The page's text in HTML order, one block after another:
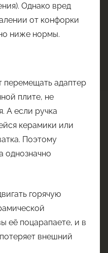
Однако вред
от конфорки
ниже нормы.
перемещать адаптер
плите, не
А если ручка
керамики или
Поэтому
однозначно
горячую
её поцарапаете, и в
внешний